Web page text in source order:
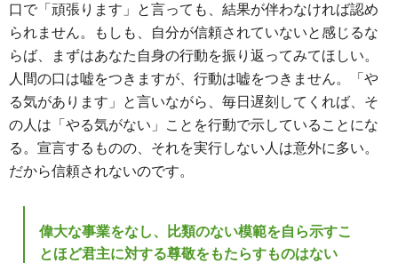
口で「頑張ります」と言っても、結果が伴わなければ認め
られません。もしも、自分が信頼されていないと感じるな
らば、まずはあなた自身の行動を振り返ってみてほしい。
人間の口は嘘をつきますが、行動は嘘をつきません。「や
る気があります」と言いながら、毎日遅刻してくれば、そ
の人は「やる気がない」ことを行動で示していることにな
る。宣言するものの、それを実行しない人は意外に多い。
だから信頼されないのです。
偉大な事業をなし、比類のない模範を自ら示すこ
とほど君主に対する尊敬をもたらすものはない